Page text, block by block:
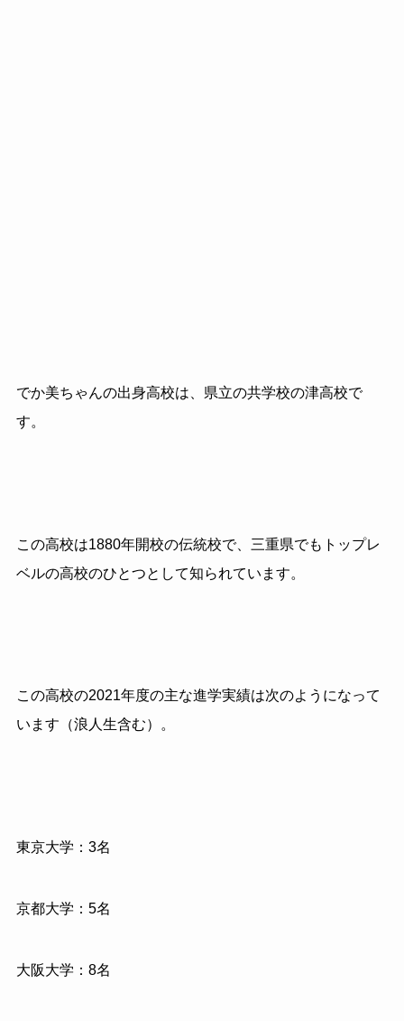
でか美ちゃんの出身高校は、県立の共学校の津高校で
す。
この高校は1880年開校の伝統校で、三重県でもトップレ
ベルの高校のひとつとして知られています。
この高校の2021年度の主な進学実績は次のようになって
います（浪人生含む）。
東京大学：3名
京都大学：5名
大阪大学：8名